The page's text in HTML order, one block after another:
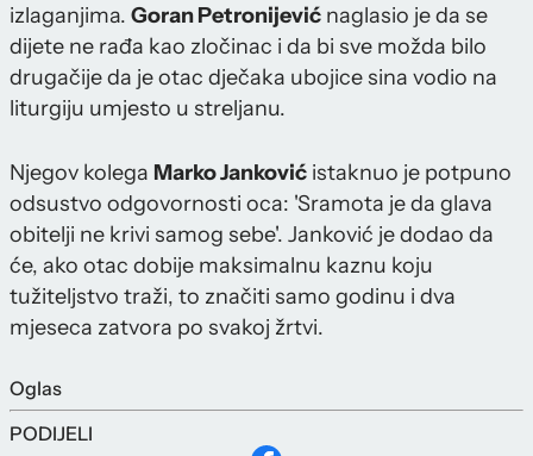
izlaganjima. Goran Petronijević naglasio je da se
dijete ne rađa kao zločinac i da bi sve možda bilo
drugačije da je otac dječaka ubojice sina vodio na
liturgiju umjesto u streljanu.
Njegov kolega Marko Janković istaknuo je potpuno
odsustvo odgovornosti oca: 'Sramota je da glava
obitelji ne krivi samog sebe'. Janković je dodao da
će, ako otac dobije maksimalnu kaznu koju
tužiteljstvo traži, to značiti samo godinu i dva
mjeseca zatvora po svakoj žrtvi.
Oglas
PODIJELI